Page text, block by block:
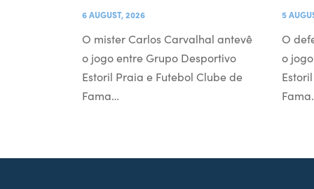
6 AUGUST, 2026
O mister Carlos Carvalhal antevê
o jogo entre Grupo Desportivo
Estoril Praia e Futebol Clube de
Fama…
5
O
o